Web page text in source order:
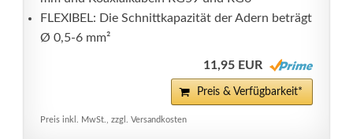
FLEXIBEL: Die Schnittkapazität der Adern beträgt
Ø 0,5-6 mm²
11,95 EUR
Preis & Verfügbarkeit*
Preis inkl. MwSt., zzgl. Versandkosten